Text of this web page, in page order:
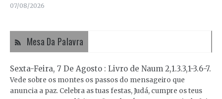
07/08/2026
Mesa Da Palavra
Sexta-Feira, 7 De Agosto : Livro de Naum 2,1.3.3,1-3.6-7.
Vede sobre os montes os passos do mensageiro que
anuncia a paz. Celebra as tuas festas, Judá, cumpre os teus